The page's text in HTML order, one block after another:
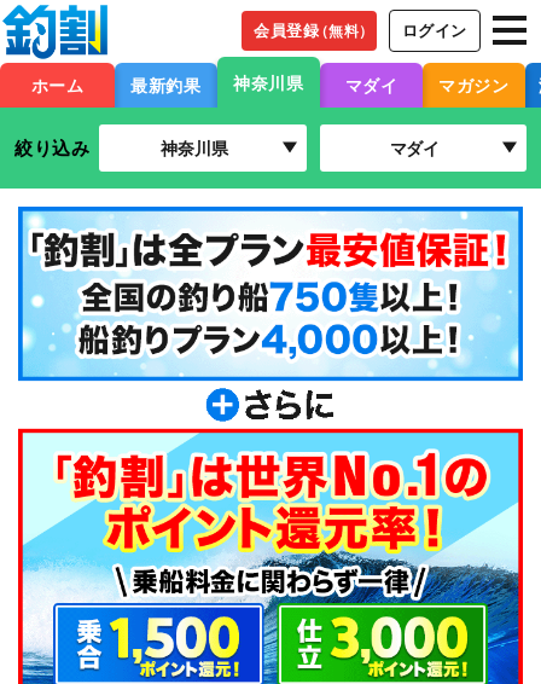
会員登録（無料） ログイン
ホーム 最新釣果 神奈川県 マダイ マガジン
絞り込み 神奈川県 マダイ